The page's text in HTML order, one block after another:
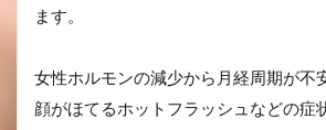
ます。
女性ホルモンの減少から月経周期が不
顔がほてるホットフラッシュなどの症